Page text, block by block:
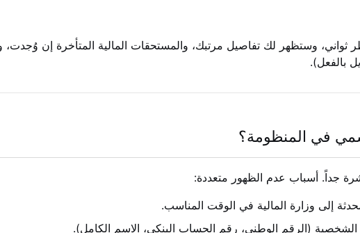
ثواني، وستظهر لك تفاصيل مرتبك، والمستحقات المالية المتأخرة إن وُجدت،
بالفعل).
في المنظومة؟
جداً. أسباب عدم الظهور متعددة:
إلى وزارة المالية في الوقت المناسب.
(الرقم الوطني، رقم الحساب البنكي، الاسم الكامل).